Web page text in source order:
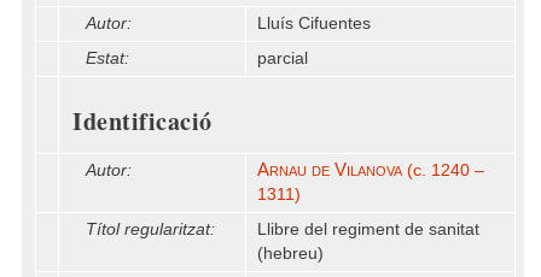
Autor:
Lluís Cifuentes
Estat:
parcial
Identificació
Autor: Arnau de Vilanova(c. 1240 –
1311)
Títol regularitzat:
Llibre del regiment de sanitat
(hebreu)